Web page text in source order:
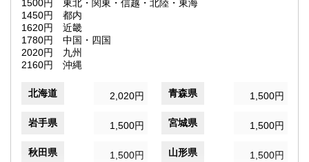
1500円 東北・関東・信越・北陸・東海
1450円 都内
1620円 近畿
1780円 中国・四国
2020円 九州
2160円 沖縄
北海道 2,020円 青森県 1,500円
岩手県 1,500円 宮城県 1,500円
秋田県 1,500円 山形県 1,500円